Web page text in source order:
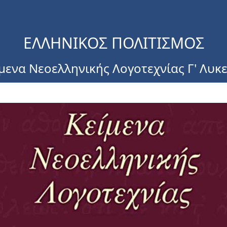
ΕΛΛΗΝΙΚΟΣ ΠΟΛΙΤΙΣΜΟΣ
Νεοελληνικής Λογοτεχνίας Γ'